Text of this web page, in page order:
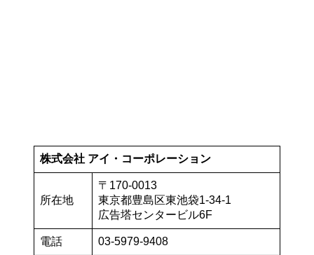
株式会社 アイ・コーポレーション
所在地
〒170-0013
東京都豊島区東池袋1-34-1
広告塔センタービル6F
電話 03-5979-9408